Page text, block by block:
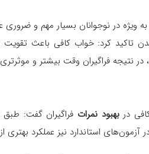
به ویژه در نوجوانان بسیار مهم و ضروری
تاکید کرد: خواب کافی باعث تقویت
فراگیران وقت بیشتر و موثرتری
دربهبود نمرات فراگیران گفت:
آزمون‌های استاندارد نیز عملکرد